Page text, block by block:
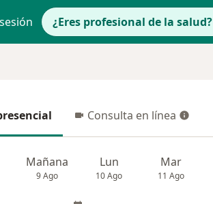
¿Eres profesional de la salud?
Consulta en línea
Consulta en línea
Mañana
9 Ago
Lun
10 Ago
Mar
11 Ago